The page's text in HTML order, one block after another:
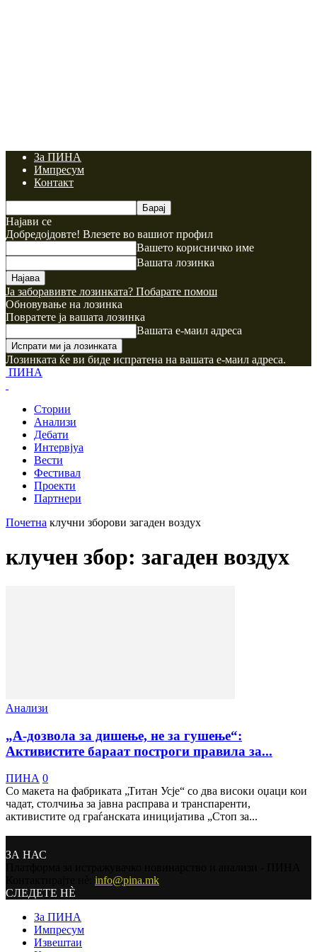
За ПИНА
Импресум
Контакт
Најави се
Добредојдовте! Влезете во вашиот профил
Вашето корисничко име
Вашата лозинка
Ја заборавивте лозинката? Побарате помош
Обновување на лозинка
Повратете ја вашата лозинка
Вашата е-маил адреса
Лозинката ќе ви биде испратена на вашата е-маил адреса.
ПИНА
Стории
Анализи
Дебати
Интервјуа
Вести
Фестивал
Проекти
Партнери
Почетна клучни зборови загаден воздух
клучен збор: загаден воздух
Анализи
„А-дозвола за дишење, не за гушење“:
Aктивистите бараат построги правила за...
ПИНА 0
Со макета на фабриката „Титан Усје“ со два високи оџаци кои
чадат, столчиња за јавна расправа и транспаренти,
активистите од граѓанската иницијатива „Стоп за...
ЗА НАС
info@pina.mk
СЛЕДЕТЕ НЀ
За ПИНА
Импресум
Извештаи